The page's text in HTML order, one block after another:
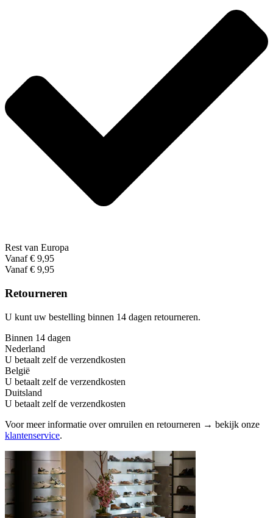
Rest van Europa
Vanaf € 9,95
Vanaf € 9,95
Retourneren
U kunt uw bestelling binnen 14 dagen retourneren.
Binnen 14 dagen
Nederland
U betaalt zelf de verzendkosten
België
U betaalt zelf de verzendkosten
Duitsland
U betaalt zelf de verzendkosten
Voor meer informatie over omruilen en retourneren → bekijk onze
klantenservice.